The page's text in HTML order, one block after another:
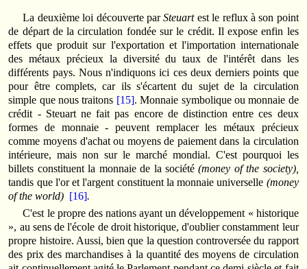
La deuxième loi découverte parSteuart est le reflux à son point
de départ de la circu­la­tion fondée sur le crédit. Il expose enfin les
effets que produit sur l'exportation et l'impor­tation internationale
des métaux précieux la diversité du taux de l'intérêt dans les
différents pays. Nous n'indiquons ici ces deux derniers points que
pour être complets, car ils s'écartent du sujet de la circulation
simple que nous traitons [15]. Monnaie symbolique ou monnaie de
crédit - Steuart ne fait pas encore de distinction entre ces deux
formes de monnaie - peuvent remplacer les métaux précieux
comme moyens d'achat ou moyens de paiement dans la circulation
intérieure, mais non sur le marché mondial. C'est pourquoi les
billets constituent la monnaie de la société(money of the society),
tandis que l'or et l'argent constituent la monnaie universelle (money
of the world) [16].
C'est le propre des nations ayant un développement « historique
», au sens de l'école de droit historique, d'oublier constamment leur
propre histoire. Aussi, bien que la question controversée du rapport
des prix des marchandises à la quantité des moyens de circulation